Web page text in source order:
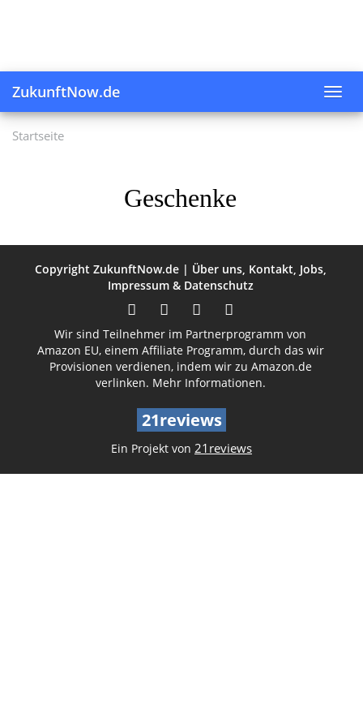
ZukunftNow.de
Startseite
Geschenke
Copyright ZukunftNow.de| Über uns, Kontakt Jobs,
Impressum& Datenschutz
Wir sind Teilnehmer im Partnerprogramm von
Amazon EU, einem Affiliate Programm, durch das wir
Provisionen verdienen, indem wir zu Amazon.de
verlinken. Mehr Informationen.
21reviews
Ein Projekt von 21reviews